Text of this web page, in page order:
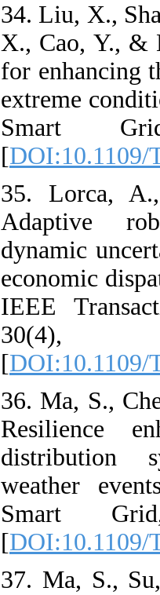
34. Liu, X.,
X., Cao, Y., &
for enhancing
extreme
Smart
[DOI:10.1109/
35. Lorca,
Adaptive
dynamic
economic
IEEE
30(4),
[DOI:10.1109/
36. Ma, S.,
Resilience
distribution
weather
Smart
[DOI:10.1109/
37. Ma, S.,